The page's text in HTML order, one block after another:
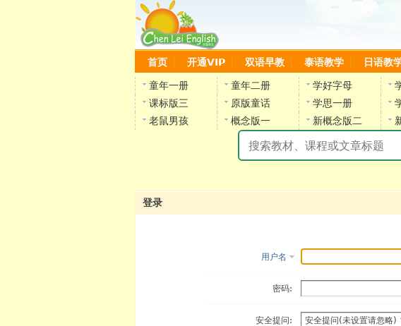
首页 开通VIP 双语早教 泰语教学 日语教
童年一册 童年二册 学好字母
课标版三
原版童话 学思一册
老鼠男孩
概念版一 新概念版二
登录
用户名
密码:
安全提问: